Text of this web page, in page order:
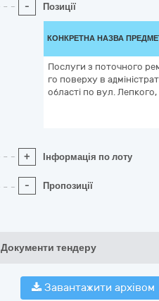
- Позиції
КОНКРЕТНА НАЗВА
Послуги з поточного
го поверху в
області по вул. Лепкого,
+ Інформація по лоту
- Пропозиції
Документи тендеру
Завантажити архівом